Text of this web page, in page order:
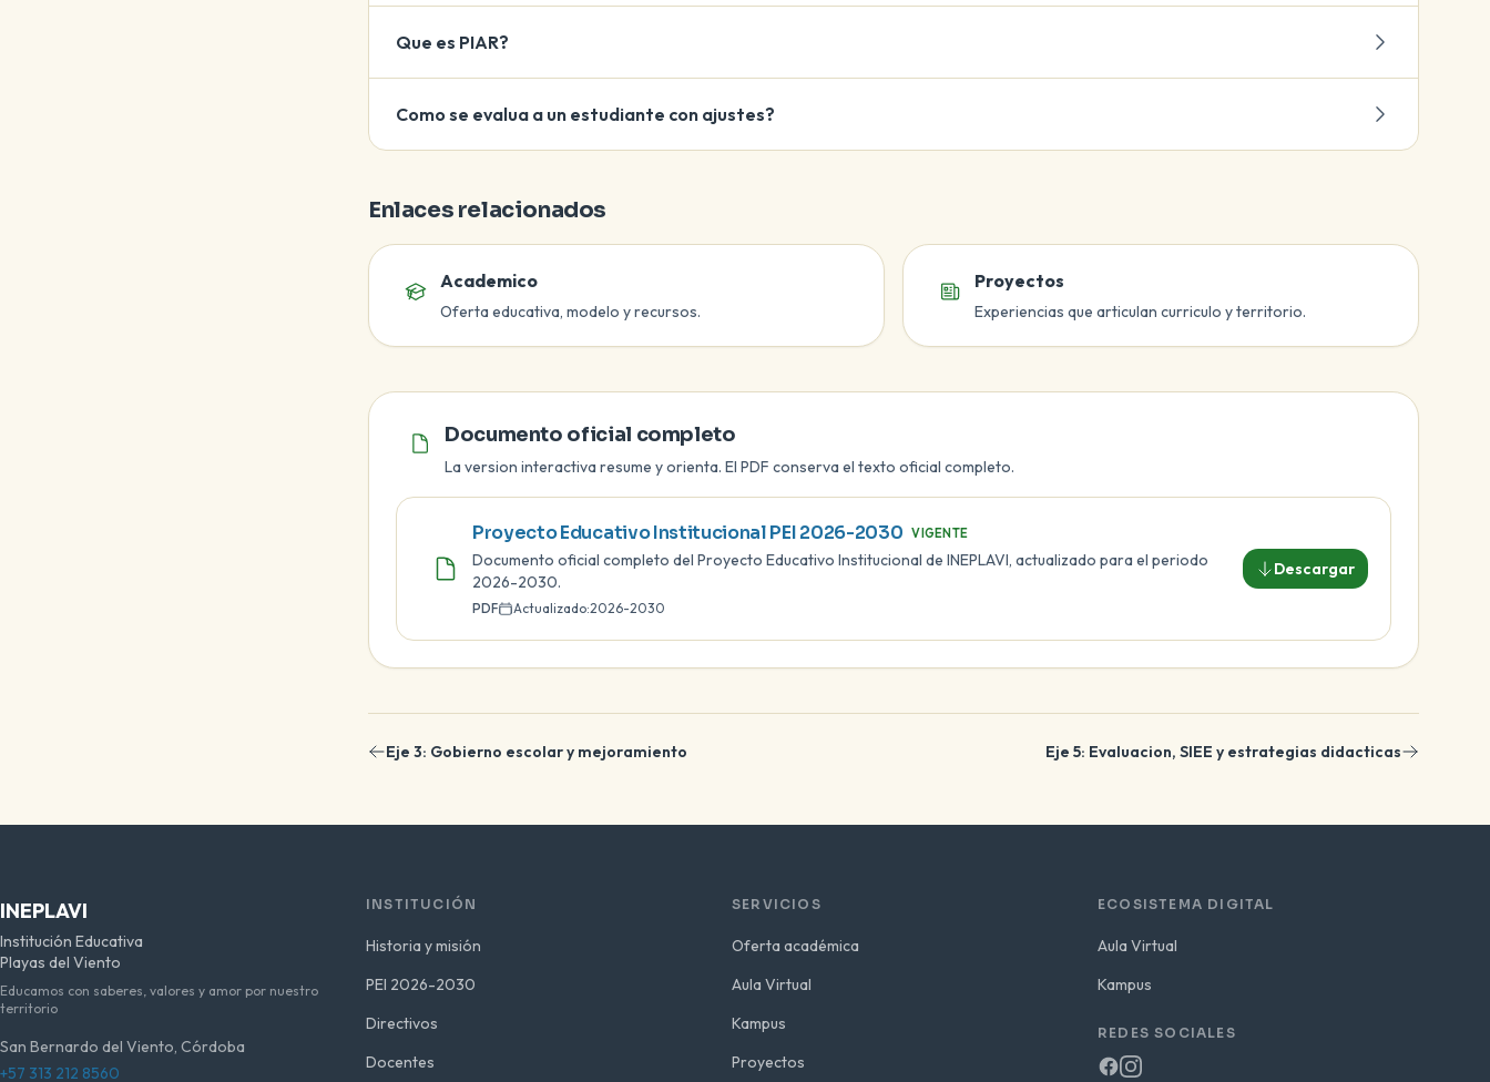
Que es PIAR?
Como se evalua a un estudiante con ajustes?
Enlaces relacionados
Academico
Oferta educativa, modelo y recursos.
Proyectos
Experiencias que articulan curriculo y territorio.
Documento oficial
Documento oficial completo
La version interactiva resume y orienta. El PDF conserva el texto oficial completo.
Proyecto Educativo Institucional PEI 2026-2030 VIGENTE
Documento oficial completo del Proyecto Educativo Institucional de INEPLAVI, actualizado para el periodo
2026-2030.
PDF Actualizado:2026-2030
Descargar
Eje 3: Gobierno escolar y mejoramiento Eje 5: Evaluacion, SIEE y estrategias didacticas
INEPLAVI
Institución Educativa
Playas del Viento
Educamos con saberes, valores y amor por nuestro
territorio
San Bernardo del Viento, Córdoba
+57 313 212 8560
INSTITUCIÓN
Historia y misión
PEI 2026-2030
Directivos
Docentes
SERVICIOS
Oferta académica
Aula Virtual
Kampus
Proyectos
ECOSISTEMA DIGITAL
Aula Virtual
Kampus
REDES SOCIALES